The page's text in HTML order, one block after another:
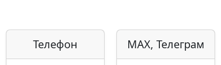
Телефон MAX, Телеграм